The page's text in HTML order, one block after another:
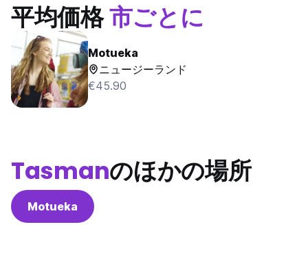
平均価格市ごとに
Motueka
ニュージーランド
€45.90
Tasmanのほかの場所
Motueka